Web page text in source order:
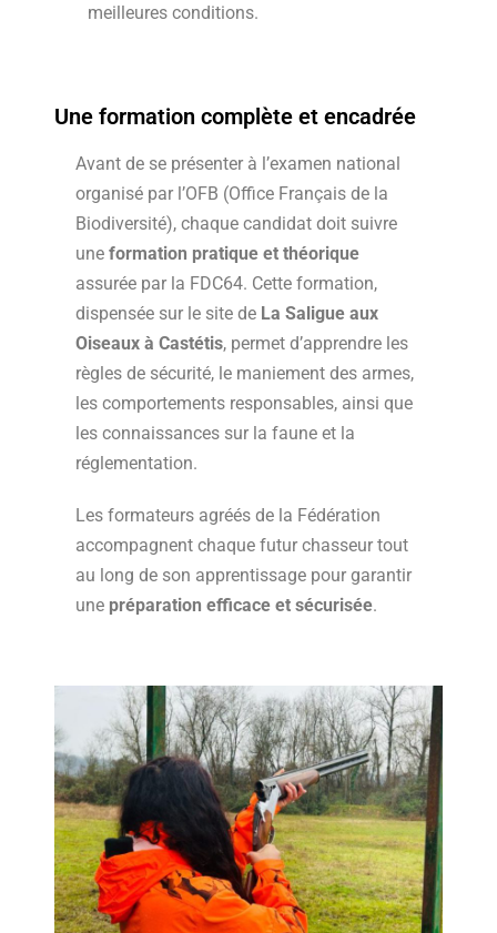
meilleures conditions.
Une formation complète et encadrée
Avant de se présenter à l’examen national
organisé par l’OFB (Office Français de la
Biodiversité), chaque candidat doit suivre
une formation pratique et théorique
assurée par la FDC64. Cette formation,
dispensée sur le site de La Saligue aux
Oiseaux à Castétis, permet d’apprendre les
règles de sécurité, le maniement des armes,
les comportements responsables, ainsi que
les connaissances sur la faune et la
réglementation.
Les formateurs agréés de la Fédération
accompagnent chaque futur chasseur tout
au long de son apprentissage pour garantir
une préparation efficace et sécurisée.